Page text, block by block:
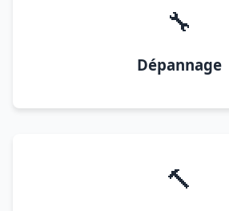
🔧
Dépannage
🔨